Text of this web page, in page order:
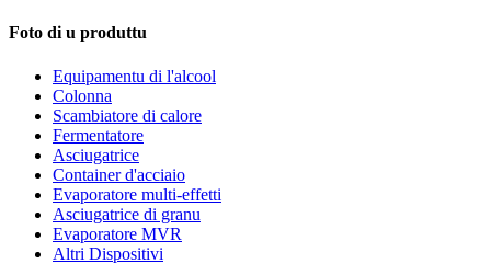
Foto di u produttu
Equipamentu di l'alcool
Colonna
Scambiatore di calore
Fermentatore
Asciugatrice
Container d'acciaio
Evaporatore multi-effetti
Asciugatrice di granu
Evaporatore MVR
Altri Dispositivi